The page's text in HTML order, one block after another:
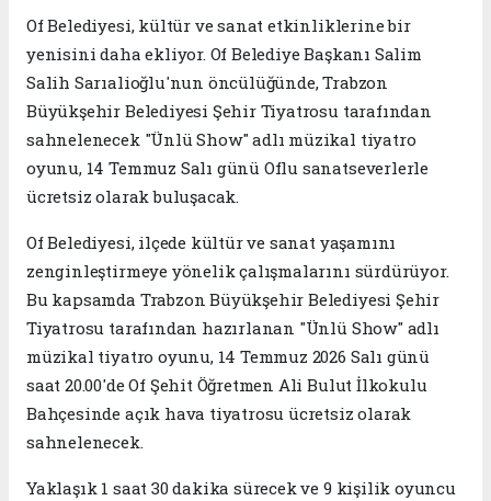
Of Belediyesi, kültür ve sanat etkinliklerine bir
yenisini daha ekliyor. Of Belediye Başkanı Salim
Salih Sarıalioğlu'nun öncülüğünde, Trabzon
Büyükşehir Belediyesi Şehir Tiyatrosu tarafından
sahnelenecek "Ünlü Show" adlı müzikal tiyatro
oyunu, 14 Temmuz Salı günü Oflu sanatseverlerle
ücretsiz olarak buluşacak.
Of Belediyesi, ilçede kültür ve sanat yaşamını
zenginleştirmeye yönelik çalışmalarını sürdürüyor.
Bu kapsamda Trabzon Büyükşehir Belediyesi Şehir
Tiyatrosu tarafından hazırlanan "Ünlü Show" adlı
müzikal tiyatro oyunu, 14 Temmuz 2026 Salı günü
saat 20.00'de Of Şehit Öğretmen Ali Bulut İlkokulu
Bahçesinde açık hava tiyatrosu ücretsiz olarak
sahnelenecek.
Yaklaşık 1 saat 30 dakika sürecek ve 9 kişilik oyuncu